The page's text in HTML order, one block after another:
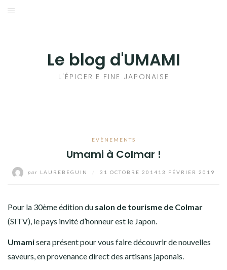
Aller
Le blog d'UMAMI
L'ÉPICERIE FINE JAPONAISE
EVÈNEMENTS
Umami à Colmar !
par LAUREBEGUIN 31 OCTOBRE 2014 13 FÉVRIER 2019
Pour la 30ème édition du salon de tourisme de Colmar
(SITV), le pays invité d’honneur est le Japon.
Umamisera présent pour vous faire découvrir de nouvelles
saveurs, en provenance direct des artisans japonais.